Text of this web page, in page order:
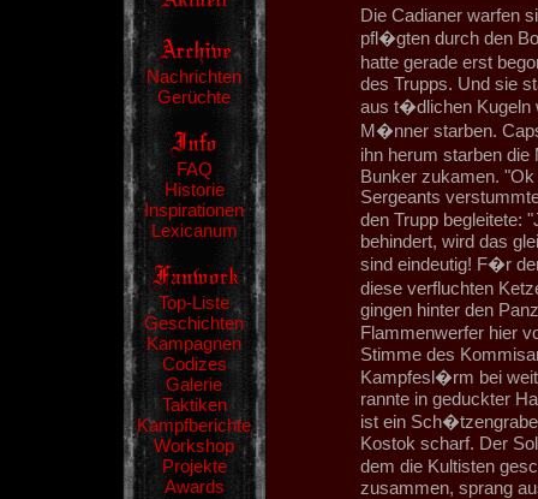
Nachrichten
Gerüchte
FAQ
Historie
Inspirationen
Lexicanum
Top-Liste
Geschichten
Kampagnen
Codizes
Galerie
Taktiken
Kampfberichte
Workshop
Projekte
Awards
Die Cadianer warfen
pfl�gten durch den
hatte gerade erst
des Trupps. Und sie
aus t�dlichen Kugeln
M�nner starben.
ihn herum starben
Bunker zukamen.
Sergeants
den Trupp begleitete:
behindert, wird das
sind eindeutig! F�r
diese verfluchten
gingen hinter den
Flammenwerfer hier
Stimme des
Kampfesl�rm bei
rannte in geduckter
ist ein
Kostok scharf. Der
dem die Kultisten
zusammen, sprang